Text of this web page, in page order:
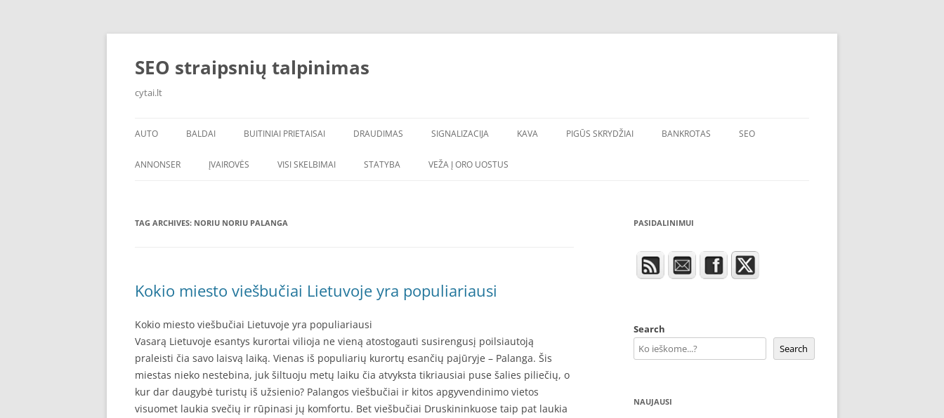
Skip
SEO straipsnių talpinimas
cytai.lt
AUTO
PADANGOS
BALDAI BUITINIAI PRIETAISAI DRAUDIMAS SIGNALIZACIJA KAVA PIGŪS SKRYDŽIAI BANKROTAS SEO
ANNONSER ĮVAIROVĖS VISI SKELBIMAI STATYBA VEŽA Į ORO UOSTUS
TAG ARCHIVES: NORIU NORIU PALANGA
Kokio miesto viešbučiai Lietuvoje yra populiariausi
Kokio miesto viešbučiai Lietuvoje yra populiariausi
Vasarą Lietuvoje esantys kurortai vilioja ne vieną atostogauti susirengusį poilsiautoją
praleisti čia savo laisvą laiką. Vienas iš populiarių kurortų esančių pajūryje – Palanga. Šis
miestas nieko nestebina, juk šiltuoju metų laiku čia atvyksta tikriausiai puse šalies piliečių, o
kur dar daugybė turistų iš užsienio? Palangos viešbučiai ir kitos apgyvendinimo vietos
visuomet laukia svečių ir rūpinasi jų komfortu. Bet viešbučiai Druskininkuose taip pat laukia
PASIDALINIMUI
Search
Search
NAUJAUSI